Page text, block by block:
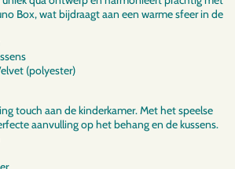
Box, wat bijdraagt aan een warme sfeer in de
(polyester)
touch aan de kinderkamer. Met het speelse
aanvulling op het behang en de kussens.